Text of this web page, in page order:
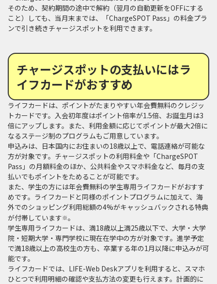
そのため、契約期間の途中で解約（翌月の自動更新をOFFにする
こと）しても、当月末までは、「ChargeSPOT Pass」の料金プラ
ンで引き続きチャージスポットを利用できます。
チャージスポットの支払いにはラ
イフカードがおすすめ
ライフカードは、ポイントがたまりやすい年会費無料のクレジッ
トカードです。入会初年度はポイント倍率が1.5倍、お誕生月は3
倍にアップします。また、利用金額に応じてポイントが最大2倍に
なるステージ制のプログラムもご用意しています。
申込みは、日本国内にお住まいの18歳以上で、電話連絡が可能な
方が対象です。チャージスポットの利用料金や「ChargeSPOT
Pass」の月額料金のほか、公共料金やスマホ料金など、毎月の支
払いでもポイントをためることが可能です。
また、学生の方には年会費無料の学生専用ライフカードがおすす
めです。ライフカードと同様のポイントプログラムに加えて、海
外でのショッピング利用総額の4%がキャッシュバックされる特典
が付帯しています※。
学生専用ライフカードは、満18歳以上満25歳以下で、大学・大学
院・短期大学・専門学校に現在在学中の方が対象です。進学予定
で満18歳以上の高校生の方も、卒業する年の1月以降に申込みが可
能です。
ライフカードでは、LIFE-Web Deskアプリを利用すると、スマホ
ひとつで利用明細の確認や支払方法の変更も行えます。計画的に